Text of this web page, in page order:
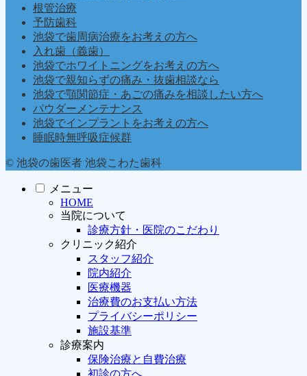
根管治療
予防歯科
池袋で歯周病治療をお考えの方へ
入れ歯（義歯）
池袋でホワイトニングをお考えの方へ
池袋で親知らずの痛み・抜歯相談なら
池袋で顎関節症・あごの痛みを相談したい方へ
パウダーメンテナンス
池袋でインプラントをお考えの方へ
睡眠時無呼吸症候群
© 池袋の歯医者 池袋こわた歯科
メニュー
HOME
当院について
診療方針・医院のこだわり
クリニック紹介
スタッフ紹介
院内紹介
医療機器
治療費のお支払い方法
プライバシーポリシー
施設基準
診療案内
保険治療と自費治療
初診の方へ